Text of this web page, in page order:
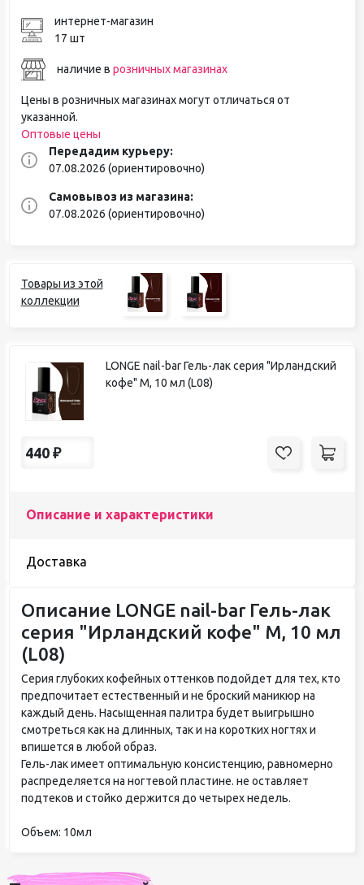
интернет-магазин
17 шт
наличие в розничных магазинах
Цены в розничных магазинах могут отличаться от
указанной.
Оптовые цены
Передадим курьеру:
07.08.2026 (ориентировочно)
Самовывоз из магазина:
07.08.2026 (ориентировочно)
Товары из этой
коллекции
LONGE nail-bar Гель-лак серия "Ирландский
кофе" М, 10 мл (L08)
440 ₽
Описание и характеристики
Доставка
Описание LONGE nail-bar Гель-лак
серия "Ирландский кофе" М, 10 мл
(L08)
Серия глубоких кофейных оттенков подойдет для тех, кто
предпочитает естественный и не броский маникюр на
каждый день. Насыщенная палитра будет выигрышно
смотреться как на длинных, так и на коротких ногтях и
впишется в любой образ.
Гель-лак имеет оптимальную консистенцию, равномерно
распределяется на ногтевой пластине. не оставляет
подтеков и стойко держится до четырех недель.
Объем: 10мл